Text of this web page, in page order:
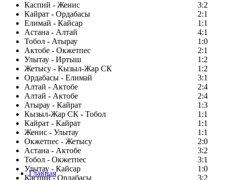
Каспий - Женис
3:2
Кайрат - Ордабасы
2:1
Елимай - Кайсар
1:1
Астана - Алтай
4:1
Тобол - Атырау
1:0
Актобе - Окжетпес
2:1
Улытау - Иртыш
1:2
Жетысу - Кызыл-Жар СК
1:2
Ордабасы - Елимай
3:1
Алтай - Актобе
2:4
Алтай - Актобе
2:4
Атырау - Кайрат
1:3
Кызыл-Жар СК - Тобол
1:1
Кайрат - Кайрат
1:1
Женис - Улытау
1:1
Окжетпес - Жетысу
2:0
Астана - Актобе
3:2
Тобол - Окжетпес
3:1
Улытау - Кайсар
1:0
Каспий - Ордабасы
3:2
Главная